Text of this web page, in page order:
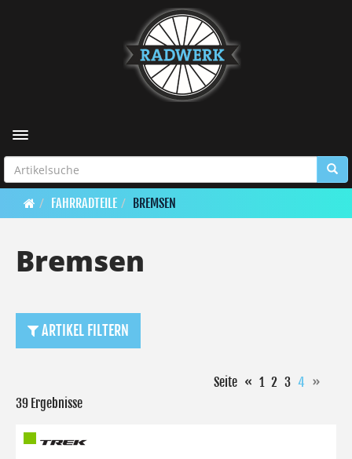
Toggle navigation
FAHRRADTEILE BREMSEN
Bremsen
ARTIKEL FILTERN
Seite « 1 2 3 4 »
39 Ergebnisse